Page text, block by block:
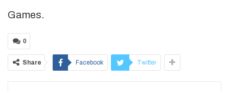
Games.
0
Share Facebook Twitter